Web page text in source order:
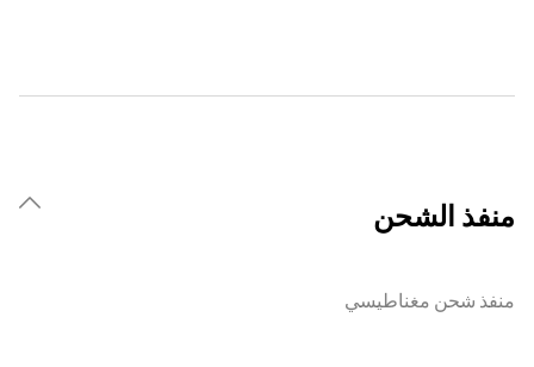
منفذ الشحن
منفذ شحن مغناطيسي